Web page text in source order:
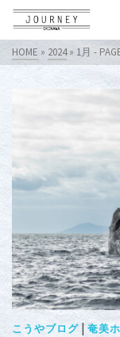
HOME » 2024 » 1月 -
こうやブログ | 奄美